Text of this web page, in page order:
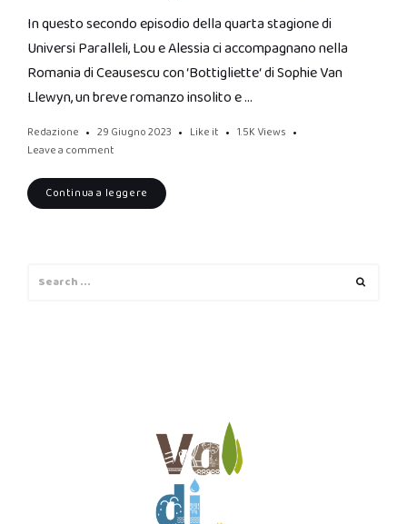
In questo secondo episodio della quarta stagione di
Universi Paralleli, Lou e Alessia ci accompagnano nella
Romania di Ceausescu con ‘Bottigliette‘ di Sophie Van
Llewyn, un breve romanzo insolito e …
Redazione 29 Giugno 2023 Like it 1.5K Views
Leave a comment
Continua a leggere
for: